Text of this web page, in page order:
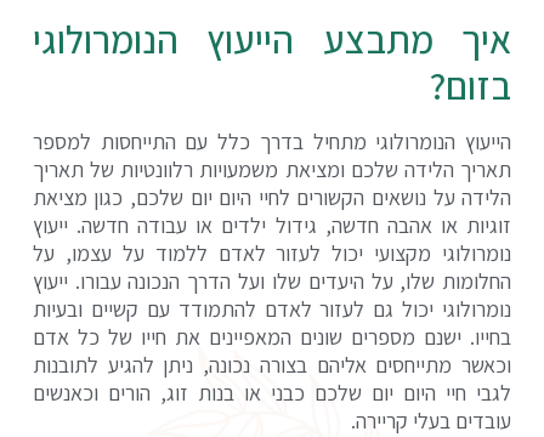
איך מתבצע הייעוץ הנומרולוגי
בזום?
הייעוץ הנומרולוגי מתחיל בדרך כלל עם התייחסות למספר
תאריך הלידה שלכם ומציאת משמעויות רלוונטיות של תאריך
הלידה על נושאים הקשורים לחיי היום יום שלכם, כגון מציאת
זוגיות או אהבה חדשה, גידול ילדים או עבודה חדשה. ייעוץ
נומרולוגי מקצועי יכול לעזור לאדם ללמוד על עצמו, על
החלומות שלו, על היעדים שלו ועל הדרך הנכונה עבורו. ייעוץ
נומרולוגי יכול גם לעזור לאדם להתמודד עם קשיים ובעיות
בחייו. ישנם מספרים שונים המאפיינים את חייו של כל אדם
וכאשר מתייחסים אליהם בצורה נכונה, ניתן להגיע לתובנות
לגבי חיי היום יום שלכם כבני או בנות זוג, הורים וכאנשים
עובדים בעלי קריירה.